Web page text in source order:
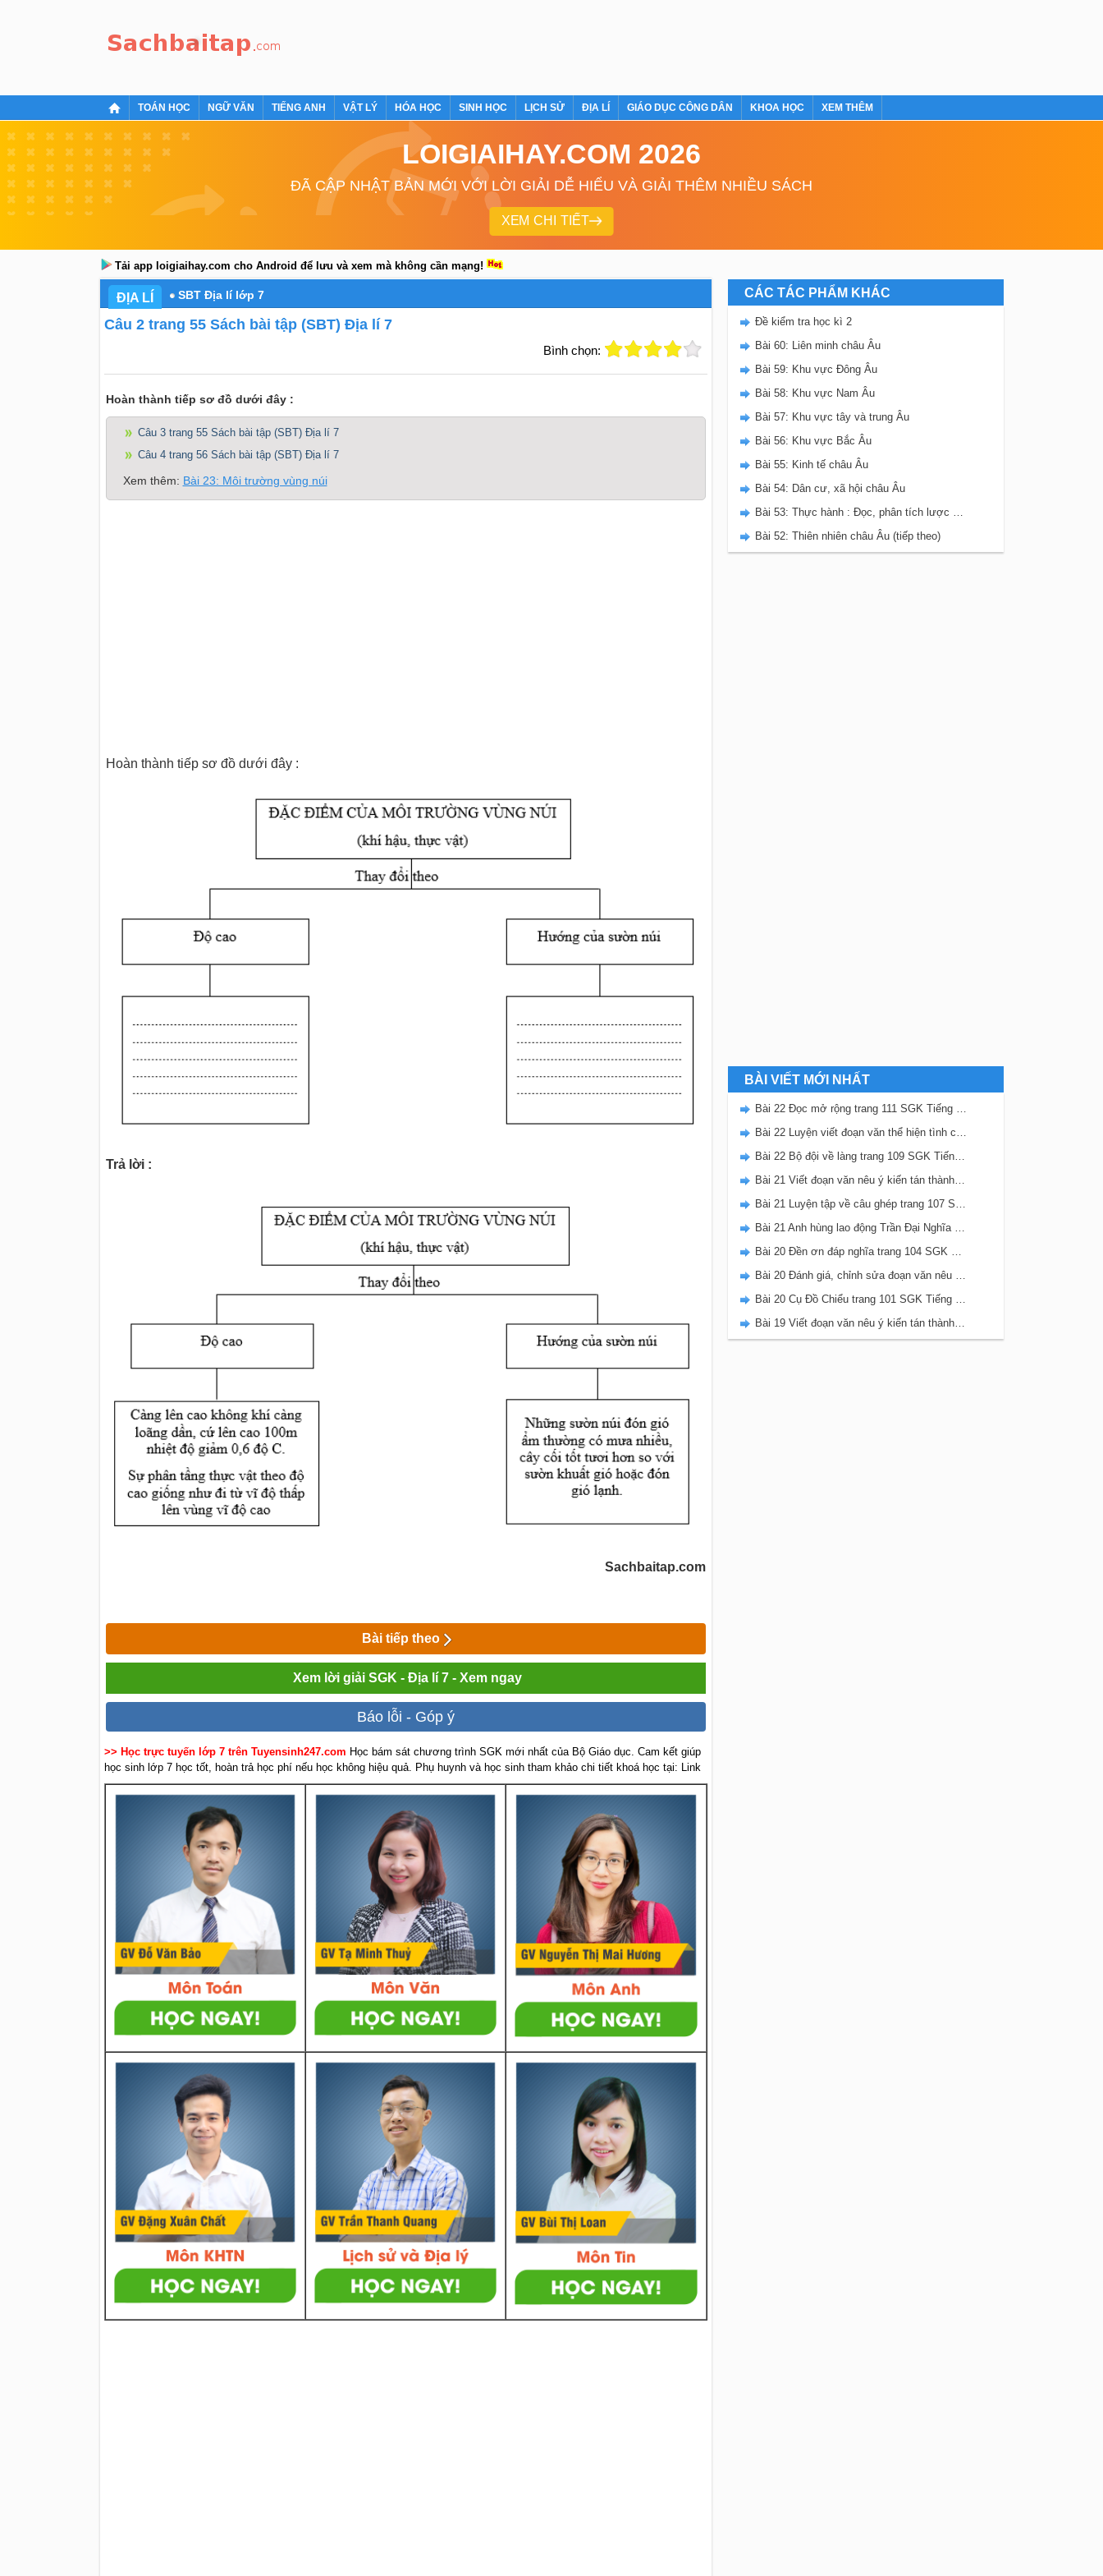
TOÁN HỌC NGỮ VĂN TIẾNG ANH VẬT LÝ HÓA HỌC SINH HỌC LỊCH SỬ ĐỊA LÍ GIÁO DỤC CÔNG DÂN KHOA HỌC XEM THÊM
LOIGIAIHAY.COM 2026
ĐÃ CẬP NHẬT BẢN MỚI VỚI LỜI GIẢI DỄ HIỂU VÀ GIẢI THÊM NHIỀU SÁCH
XEM CHI TIẾT
Tải app loigiaihay.com cho Android để lưu và xem mà không cần mạng!
ĐỊA LÍ SBT Địa lí lớp 7
Câu 2 trang 55 Sách bài tập (SBT) Địa lí 7
Bình chọn:
Hoàn thành tiếp sơ đồ dưới đây :
Câu 3 trang 55 Sách bài tập (SBT) Địa lí 7
Câu 4 trang 56 Sách bài tập (SBT) Địa lí 7
Xem thêm: Bài 23: Môi trường vùng núi
Hoàn thành tiếp sơ đồ dưới đây :
Trả lời :
Sachbaitap.com
Bài tiếp theo
Xem lời giải SGK - Địa lí 7 - Xem ngay
Báo lỗi - Góp ý
>> Học trực tuyến lớp 7 trên Tuyensinh247.com Học bám sát chương trình SGK mới nhất của Bộ Giáo dục. Cam kết giúp
học sinh lớp 7 học tốt, hoàn trả học phí nếu học không hiệu quả. Phụ huynh và học sinh tham khảo chi tiết khoá học tại: Link
CÁC TÁC PHẨM KHÁC
Đề kiểm tra học kì 2
Bài 60: Liên minh châu Âu
Bài 59: Khu vực Đông Âu
Bài 58: Khu vực Nam Âu
Bài 57: Khu vực tây và trung Âu
Bài 56: Khu vực Bắc Âu
Bài 55: Kinh tế châu Âu
Bài 54: Dân cư, xã hội châu Âu
Bài 53: Thực hành : Đọc, phân tích lược đồ, biểu đồ nhiệt độ và lượng mưa châu Âu.
Bài 52: Thiên nhiên châu Âu (tiếp theo)
BÀI VIẾT MỚI NHẤT
Bài 22 Đọc mở rộng trang 111 SGK Tiếng Việt 5 Kết nối tri thức tập 2
Bài 22 Luyện viết đoạn văn thể hiện tình cảm, cảm xúc về một sự việc trang 111 SGK Tiếng Việt 5 Kết nối tri thức tập 2
Bài 22 Bộ đội về làng trang 109 SGK Tiếng Việt 5 Kết nối tri thức tập 2
Bài 21 Viết đoạn văn nêu ý kiến tán thành một sự việc, hiện tượng (Bài viết số 2) trang 108 SGK Tiếng Việt 5 Kết nối tri thức tập 2
Bài 21 Luyện tập về câu ghép trang 107 SGK Tiếng Việt 5 Kết nối tri thức tập 2
Bài 21 Anh hùng lao động Trần Đại Nghĩa trang 106 SGK Tiếng Việt 5 Kết nối tri thức tập 2
Bài 20 Đền ơn đáp nghĩa trang 104 SGK Tiếng Việt 5 Kết nối tri thức tập 2
Bài 20 Đánh giá, chỉnh sửa đoạn văn nêu ý kiến tán thành một sự vật, hiện tượng trang 103 SGK Tiếng Việt 5 Kết nối tri thức tập 2
Bài 20 Cụ Đồ Chiểu trang 101 SGK Tiếng Việt 5 Kết nối tri thức tập 2
Bài 19 Viết đoạn văn nêu ý kiến tán thành một sự việc, hiện tượng (Bài viết số 1) trang 100 SGK Tiếng Việt 5 Kết nối tri thức tập 2